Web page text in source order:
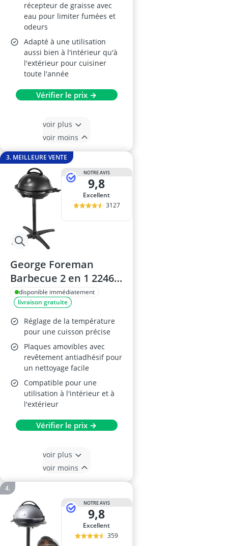
récepteur de graisse avec
eau pour limiter fumées et
odeurs
Adapté à une utilisation
aussi bien à l'intérieur qu'à
l'extérieur pour cuisiner
toute l'année
Vérifier le prix →
voir plus
voir moins
3. MEILLEURE VENTE
NOTRE AVIS
9,8
Excellent
3127
George Foreman
Barbecue 2 en 1 22460-
56disponible immédiatement
livraison gratuite
Réglage de la température
pour une cuisson précise
Plaques amovibles avec
revêtement antiadhésif pour
un nettoyage facile
Compatible pour une
utilisation à l'intérieur et à
l'extérieur
Vérifier le prix →
voir plus
voir moins
NOTRE AVIS
9,8
Excellent
359